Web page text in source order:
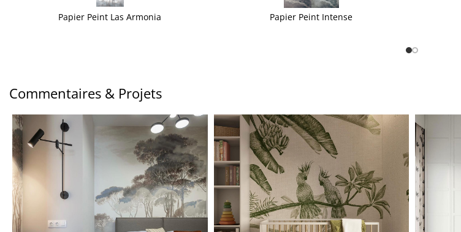
Papier Peint Las Armonia Papier Peint Intense
Commentaires & Projets